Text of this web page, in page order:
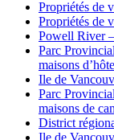
Propriétés de
Propriétés de
Powell River
Parc
maisons
Ile de
Parc
maisons de
District
Ile de